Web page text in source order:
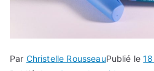
Par Christelle RousseauPublié le